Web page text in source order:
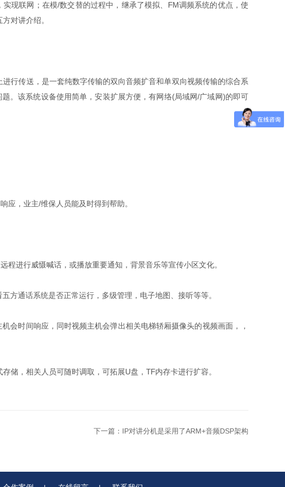
现联网；在模/数交替的过程中，继承了模拟、FM调频系统的优点，使
对讲介绍。
传送，是一套纯数字传输的双向音频扩音和单双向视频传输的综合系
。该系统设备使用简单，安装扩展方便，有网络(局域网/广域网)的即可
，业主/维保人员能及时得到帮助。
进行威慑喊话，或播放重要通知，背景音乐等宣传小区文化。
通话系统是否正常运行，多级管理，电子地图、接听等等。
时间响应，同时视频主机会弹出相关电梯轿厢摄像头的视频画面，，
，相关人员可随时调取，可拓展U盘，TF内存卡进行扩容。
下一篇： IP对讲分机是采用了ARM+音频DSP架构